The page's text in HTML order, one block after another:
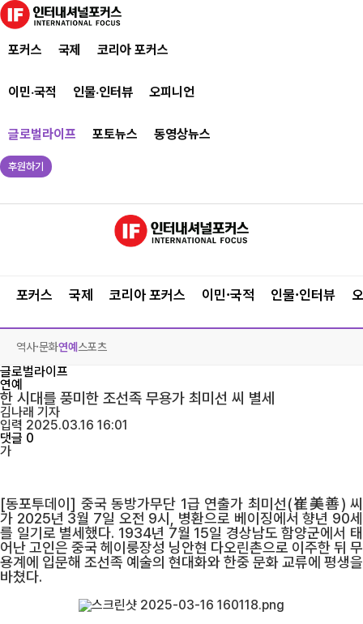
포커스 국제 코리아 포커스
이민·국적 인물·인터뷰 오피니언
글로벌라이프 포토뉴스 동영상뉴스
후원하기
포커스 국제 코리아 포커스 이민·국적 인물·인터뷰
역사·문화연예 스포츠
글로벌라이프
연예
한 시대를 풍미한 조선족 무용가 최미선 씨 별세
김나래 기자
입력 2025.03.16 16:01
댓글 0
가
[동포투데이] 중국 동방가무단 1급 연출가 최미선(崔美善) 씨
가 2025년 3월 7일 오전 9시, 병환으로 베이징에서 향년 90세
를 일기로 별세했다. 1934년 7월 15일 경상남도 함양군에서 태
어난 고인은 중국 헤이룽장성 닝안현 다오린촌으로 이주한 뒤 무
용계에 입문해 조선족 예술의 현대화와 한중 문화 교류에 평생을
바쳤다.